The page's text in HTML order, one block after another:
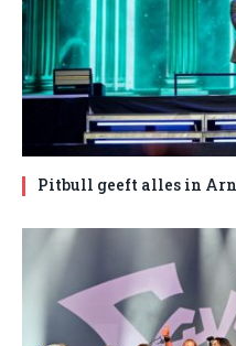
Pitbull geeft alles in